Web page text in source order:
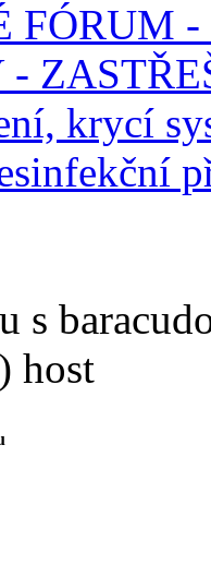
FÓRUM
krycí
s
host